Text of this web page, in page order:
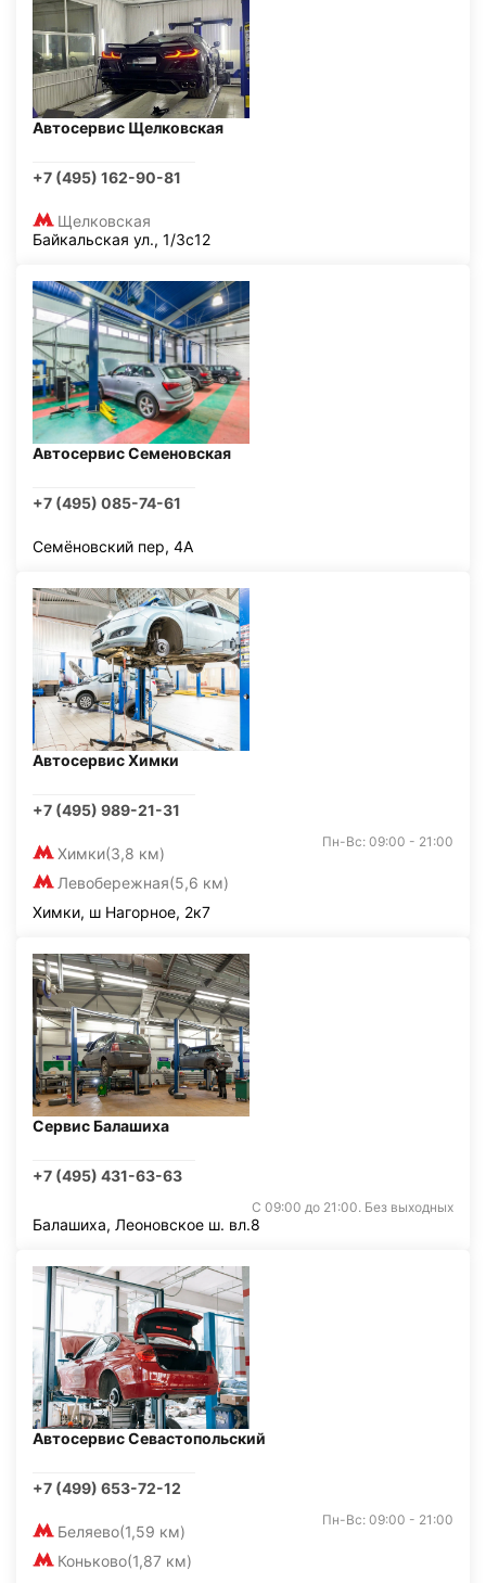
Автосервис Щелковская
+7 (495) 162-90-81
Щелковская
Байкальская ул., 1/3с12
Автосервис Семеновская
+7 (495) 085-74-61
Семёновский пер, 4А
Автосервис Химки
+7 (495) 989-21-31
Химки(3,8 км)
Левобережная(5,6 км)
Пн-Вс: 09:00 - 21:00
Химки, ш Нагорное, 2к7
Сервис Балашиха
+7 (495) 431-63-63
С 09:00 до 21:00. Без выходных
Балашиха, Леоновское ш. вл.8
Автосервис Севастопольский
+7 (499) 653-72-12
Беляево(1,59 км)
Коньково(1,87 км)
Пн-Вс: 09:00 - 21:00